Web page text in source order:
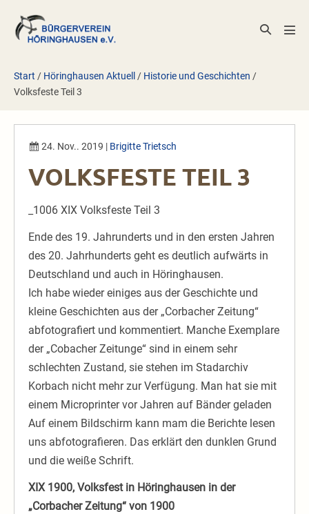
Inhalt
springen
Suche-
Start / Höringhausen Aktuell / Historie und Geschichten /
Volksfeste Teil 3
24. Nov.. 2019 | Brigitte Trietsch
VOLKSFESTE TEIL 3
_1006 XIX Volksfeste Teil 3
Ende des 19. Jahrunderts und in den ersten Jahren
des 20. Jahrhunderts geht es deutlich aufwärts in
Deutschland und auch in Höringhausen.
Ich habe wieder einiges aus der Geschichte und
kleine Geschichten aus der „Corbacher Zeitung“
abfotografiert und kommentiert. Manche Exemplare
der „Cobacher Zeitunge“ sind in einem sehr
schlechten Zustand, sie stehen im Stadarchiv
Korbach nicht mehr zur Verfügung. Man hat sie mit
einem Microprinter vor Jahren auf Bänder geladen
Auf einem Bildschirm kann mam die Berichte lesen
uns abfotografieren. Das erklärt den dunklen Grund
und die weiße Schrift.
XIX 1900, Volksfest in Höringhausen in der
„Corbacher Zeitung“ von 1900